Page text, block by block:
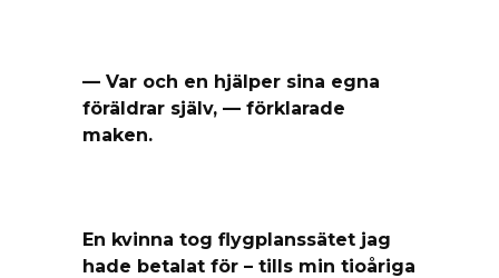
— Var och en hjälper sina egna
föräldrar själv, — förklarade
maken.
En kvinna tog flygplanssätet jag
hade betalat för – tills min tioåriga